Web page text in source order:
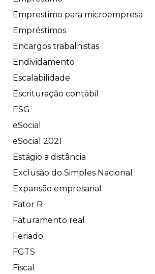
Emprestimo para microempresa
Empréstimos
Encargos trabalhistas
Endividamento
Escalabilidade
Escrituração contábil
ESG
eSocial
eSocial 2021
Estágio a distância
Exclusão do Simples Nacional
Expansão empresarial
Fator R
Faturamento real
Feriado
FGTS
Fiscal